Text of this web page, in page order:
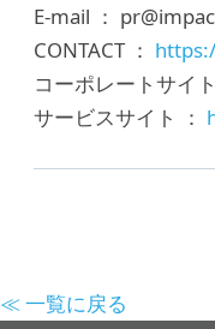
E-mail ：
CONTACT ：
コーポレートサイト
サービスサイト ：
≪ 一覧に戻る